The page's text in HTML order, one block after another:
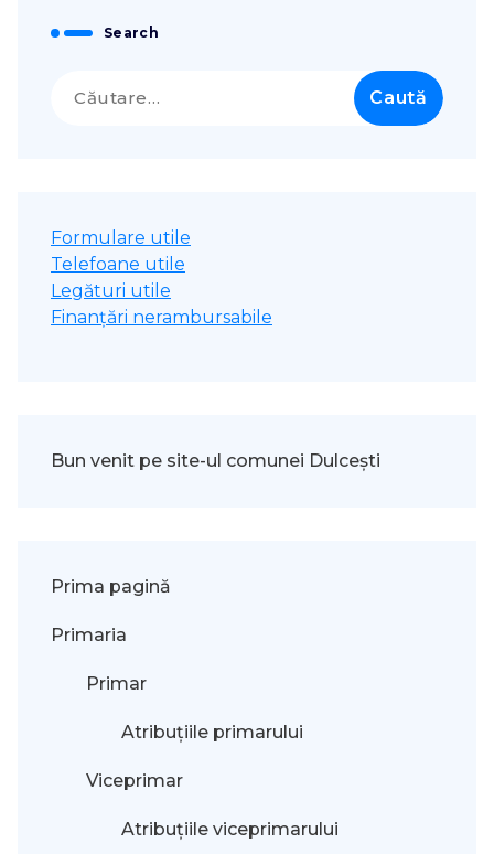
Search
după:
Formulare utile
Telefoane utile
Legături utile
Finanțări nerambursabile
Bun venit pe site-ul comunei Dulcești
Prima pagină
Primaria
Primar
Atribuțiile primarului
Viceprimar
Atribuțiile viceprimarului